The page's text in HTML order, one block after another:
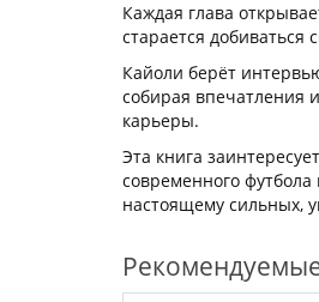
Каждая глава
старается добиваться
Кайоли берёт
собирая впечатления
карьеры.
Эта книга
современного
настоящему сильных,